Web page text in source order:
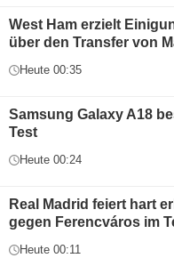
West Ham erzielt
über den Transfer von
Heute 00:35
Samsung Galaxy A18
Test
Heute 00:24
Real Madrid feiert hart
gegen Ferencváros im
Heute 00:11